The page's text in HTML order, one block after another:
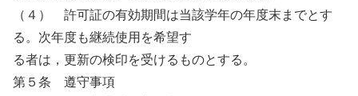
（４） 許可証の有効期間は当該学年の年度末までとす
る。次年度も継続使用を希望す
る者は，更新の検印を受けるものとする。
第５条 遵守事項